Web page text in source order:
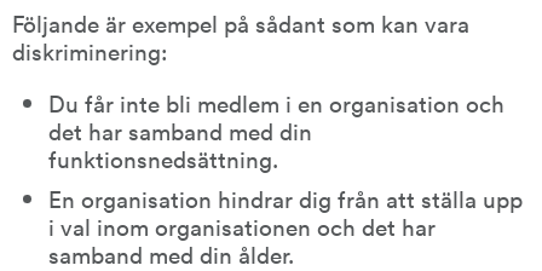
Följande är exempel på sådant som kan vara
diskriminering:
Du får inte bli medlem i en organisation och
det har samband med din
funktionsnedsättning.
En organisation hindrar dig från att ställa upp
i val inom organisationen och det har
samband med din ålder.